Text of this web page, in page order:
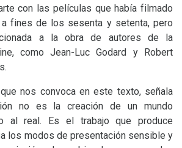
con las películas que había filmado
a fines de los sesenta y setenta, pero
a la obra de autores de la
como Jean-Luc Godard y Robert
nos convoca en este texto, señala
no es la creación de un mundo
al real. Es el trabajo que produce
los modos de presentación sensible y